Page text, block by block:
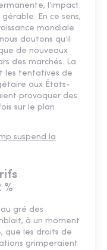
l’impact
En ce sens,
mondiale
doutons qu’il
de nouveaux
des marchés. La
les tentatives de
aux États-
provoquer des
sur le plan
suspend la
gré des
à un moment
que les droits de
grimperaient